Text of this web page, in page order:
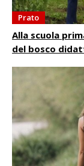
Prato
Alla scuola
del bosco